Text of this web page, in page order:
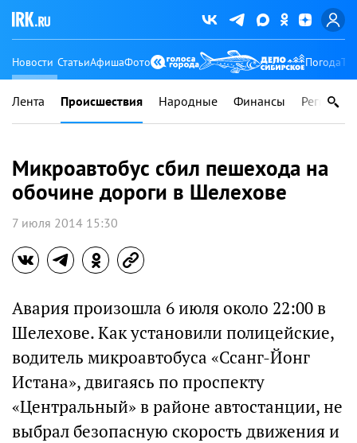
Новости СтатьиАфишаФото Погода
Лента Происшествия Народные Финансы Регионы
Микроавтобус сбил пешехода на
обочине дороги в Шелехове
7 июля 2014 15:30
Авария произошла 6 июля около 22:00 в
Шелехове. Как установили полицейские,
водитель микроавтобуса «Ссанг-Йонг
Истана», двигаясь по проспекту
«Центральный» в районе автостанции, не
выбрал безопасную скорость движения и